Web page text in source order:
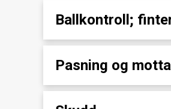
Ballkontroll;
Pasning og